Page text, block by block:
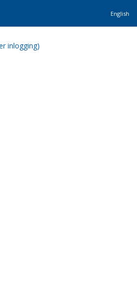
English
inlogging)